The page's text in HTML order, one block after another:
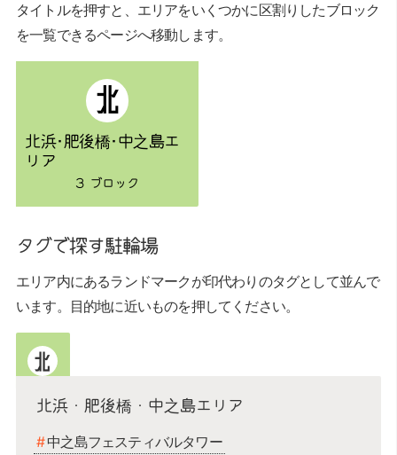
タイトルを押すと、エリアをいくつかに区割りしたブロック
を一覧できるページへ移動します。
北
北浜･肥後橋･中之島エ
リア
3 ブロック
タグで探す駐輪場
エリア内にあるランドマークが印代わりのタグとして並んで
います。目的地に近いものを押してください。
北
北浜・肥後橋・中之島
中之島フェスティバルタワー